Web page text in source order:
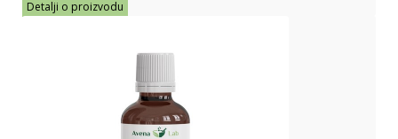
Detalji o proizvodu